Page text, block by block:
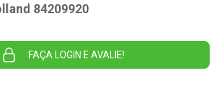
84209920
FAÇA LOGIN E AVALIE!